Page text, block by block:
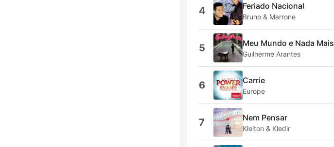
4 Feriado Nacional
Bruno & Marrone
5 Meu Mundo e Nada Mais
Guilherme Arantes
6 Carrie
Europe
7 Nem Pensar
Kleiton & Kledir